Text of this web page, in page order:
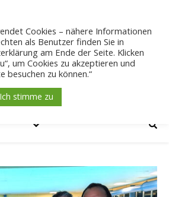
Cookies – nähere Informationen
als Benutzer finden Sie in
am Ende der Seite. Klicken
um Cookies zu akzeptieren und
besuchen zu können.“
Ich stimme zu